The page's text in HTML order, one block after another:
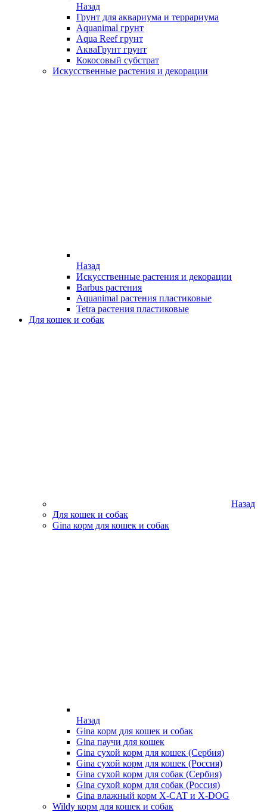
Назад
Грунт для аквариума и террариума
Aquanimal грунт
Aqua Reef грунт
АкваГрунт грунт
Кокосовый субстрат
Искусственные растения и декорации
Назад
Искусственные растения и декорации
Barbus растения
Aquanimal растения пластиковые
Tetra растения пластиковые
Для кошек и собак
Назад
Для кошек и собак
Gina корм для кошек и собак
Назад
Gina корм для кошек и собак
Gina паучи для кошек
Gina сухой корм для кошек (Сербия)
Gina сухой корм для кошек (Россия)
Gina сухой корм для собак (Сербия)
Gina сухой корм для собак (Россия)
Gina влажный корм X-CAT и X-DOG
Wildy корм для кошек и собак